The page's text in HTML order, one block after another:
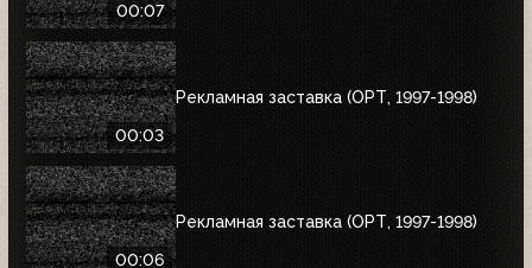
00:07
00:03
Рекламная заставка (ОРТ, 1997-1998)
00:06
Рекламная заставка (ОРТ, 1997-1998)